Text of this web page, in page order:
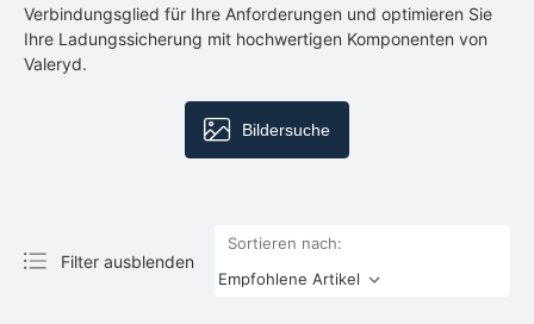
Verbindungsglied für Ihre Anforderungen und optimieren Sie
Ihre Ladungssicherung mit hochwertigen Komponenten von
Valeryd.
Bildersuche
Filter ausblenden
Sortieren nach: